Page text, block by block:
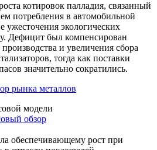
котировок палладия, связанный
потребления в автомобильной
экологических
Дефицит был компенсирован
и увеличения сбора
тогда как поставки
значительно сократились.
рынка металлов
модели
обзор
обеспечивающему рост при